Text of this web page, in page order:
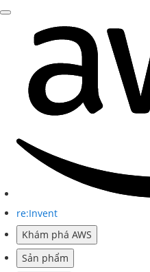
re:Invent
Khám phá AWS
Sản phẩm